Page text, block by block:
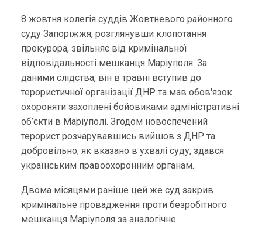
8 жовтня колегія суддів Жовтневого районного
суду Запоріжжя, розглянувши клопотання
прокурора, звільняє від кримінальної
відповідальності мешканця Маріуполя. За
даними слідства, він в травні вступив до
терористичної організації ДНР та мав обов'язок
охороняти захоплені бойовиками адміністративні
об’єкти в Маріуполі. Згодом новоспечений
терорист розчарувавшись вийшов з ДНР та
добровільно, як вказано в ухвалі суду, здався
українським правоохоронним органам.
Двома місяцями раніше цей же суд закрив
кримінальне провадження проти безробітного
мешканця Маріуполя за аналогічне